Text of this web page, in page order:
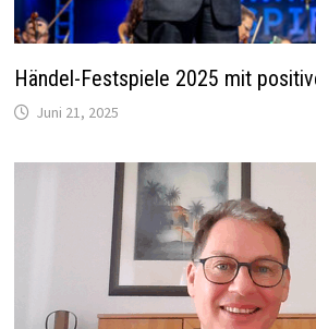
Händel-Festspiele 2025 mit
Juni 21, 2025